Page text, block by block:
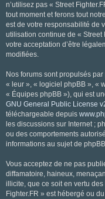
n’utilisez pas « Street
tout moment et ferons tout
est de votre responsabilité de
utilisation continue de « Street
votre acceptation d’être
modifiées.
Nos forums sont propulsés
« leur », « logiciel phpBB », «
« Équipes phpBB »), qui est
GNU General Public License
téléchargeable depuis
les discussions sur Internet ;
ou des comportements
informations au sujet de
Vous acceptez de ne pas
diffamatoire, haineux,
illicite, que ce soit en vertu
Fighter.FR » est hébergé ou